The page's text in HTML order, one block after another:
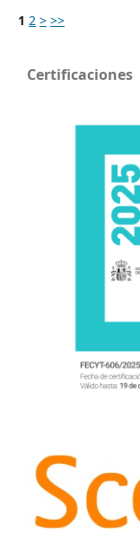
1 2 > >>
Certificaciones